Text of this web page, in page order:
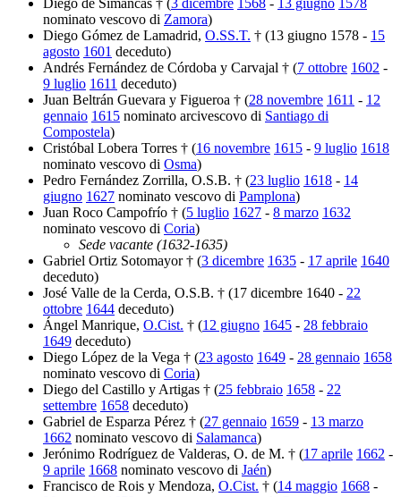
Diego de Simancas † (3 dicembre 1568 - 13 giugno 1578
nominato vescovo di Zamora)
Diego Gómez de Lamadrid, O.SS.T. † (13 giugno 1578 - 15
agosto 1601 deceduto)
Andrés Fernández de Córdoba y Carvajal † (7 ottobre 1602 -
9 luglio 1611 deceduto)
Juan Beltrán Guevara y Figueroa † (28 novembre 1611 - 12
gennaio 1615 nominato arcivescovo di Santiago di
Compostela)
Cristóbal Lobera Torres † (16 novembre 1615 - 9 luglio 1618
nominato vescovo di Osma)
Pedro Fernández Zorrilla, O.S.B. † (23 luglio 1618 - 14
giugno 1627 nominato vescovo di Pamplona)
Juan Roco Campofrío † (5 luglio 1627 - 8 marzo 1632
nominato vescovo di Coria)
Sede vacante (1632-1635)
Gabriel Ortiz Sotomayor † (3 dicembre 1635 - 17 aprile 1640
deceduto)
José Valle de la Cerda, O.S.B. † (17 dicembre 1640 - 22
ottobre 1644 deceduto)
Ángel Manrique, O.Cist. † (12 giugno 1645 - 28 febbraio
1649 deceduto)
Diego López de la Vega † (23 agosto 1649 - 28 gennaio 1658
nominato vescovo di Coria)
Diego del Castillo y Artigas † (25 febbraio 1658 - 22
settembre 1658 deceduto)
Gabriel de Esparza Pérez † (27 gennaio 1659 - 13 marzo
1662 nominato vescovo di Salamanca)
Jerónimo Rodríguez de Valderas, O. de M. † (17 aprile 1662 -
9 aprile 1668 nominato vescovo di Jaén)
Francisco de Rois y Mendoza, O.Cist. † (14 maggio 1668 -